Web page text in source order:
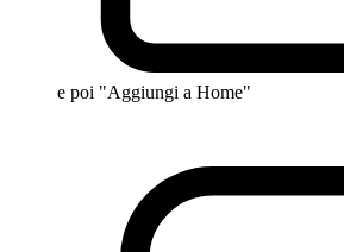
e poi "Aggiungi a Home"